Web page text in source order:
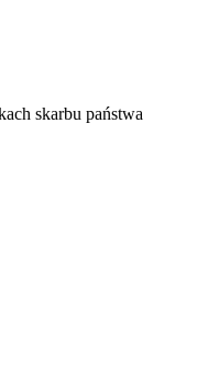
skarbu państwa